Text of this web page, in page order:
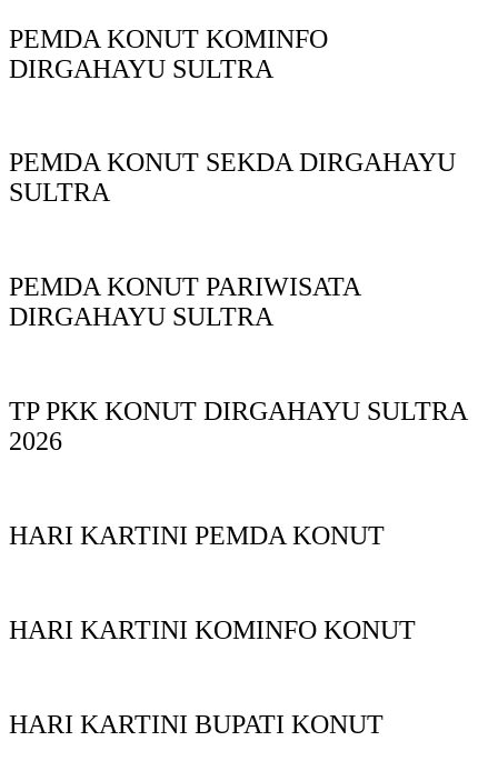
PEMDA KONUT KOMINFO
DIRGAHAYU SULTRA
PEMDA KONUT SEKDA DIRGAHAYU
SULTRA
PEMDA KONUT PARIWISATA
DIRGAHAYU SULTRA
TP PKK KONUT DIRGAHAYU SULTRA
2026
HARI KARTINI PEMDA KONUT
HARI KARTINI KOMINFO KONUT
HARI KARTINI BUPATI KONUT